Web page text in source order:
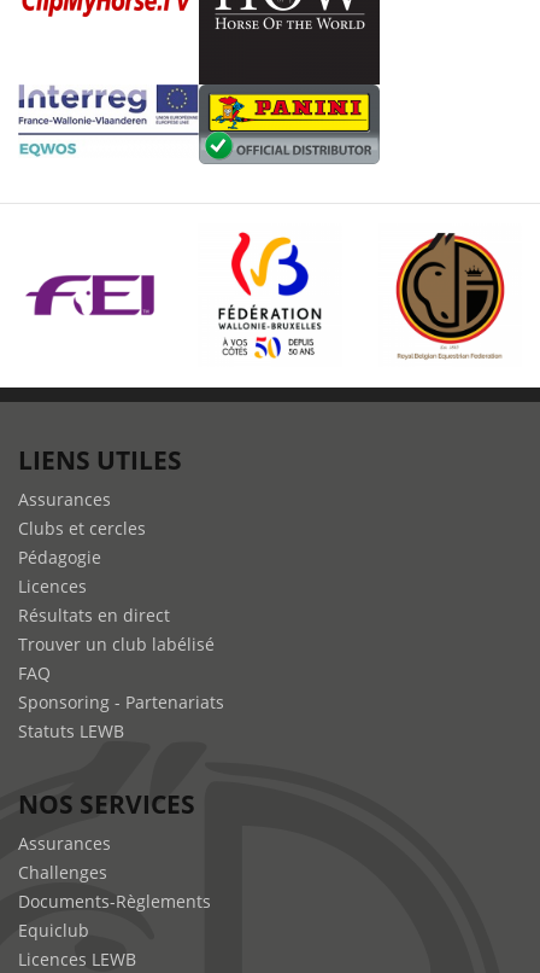
LIENS UTILES
Assurances
Clubs et cercles
Pédagogie
Licences
Résultats en direct
Trouver un club labélisé
FAQ
Sponsoring - Partenariats
Statuts LEWB
NOS SERVICES
Assurances
Challenges
Documents-Règlements
Equiclub
Licences LEWB